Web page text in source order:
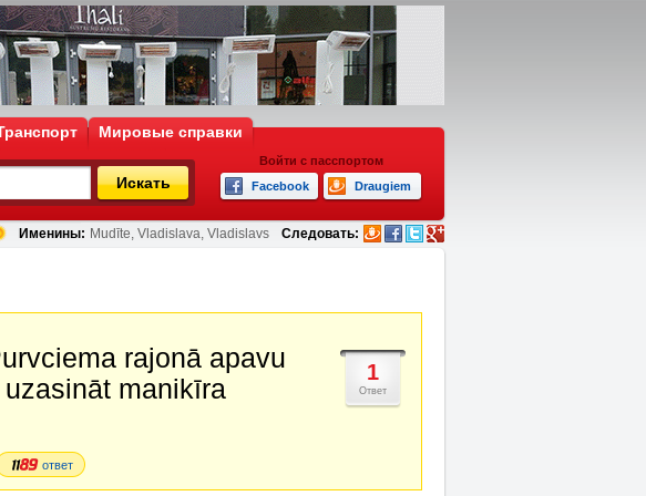
Мировые справки
Искать
Войти с пасспортом
Facebook
Draugiem
Именины: Mudīte, Vladislava, Vladislavs Следовать:
1
Ответ
rajonā apavu
manikīra
ответ